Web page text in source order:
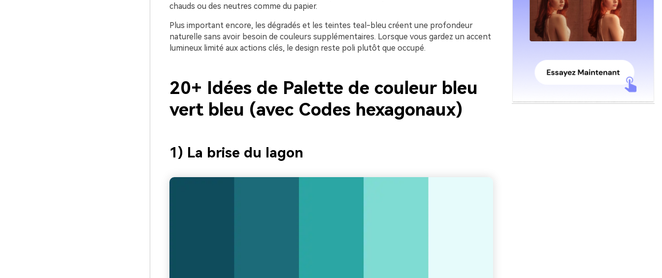
chauds ou des neutres comme du papier.
Plus important encore, les dégradés et les teintes teal-bleu créent une profondeur
naturelle sans avoir besoin de couleurs supplémentaires. Lorsque vous gardez un accent
lumineux limité aux actions clés, le design reste poli plutôt que occupé.
20+ Idées de Palette de couleur bleu
vert bleu (avec Codes hexagonaux)
1) La brise du lagon